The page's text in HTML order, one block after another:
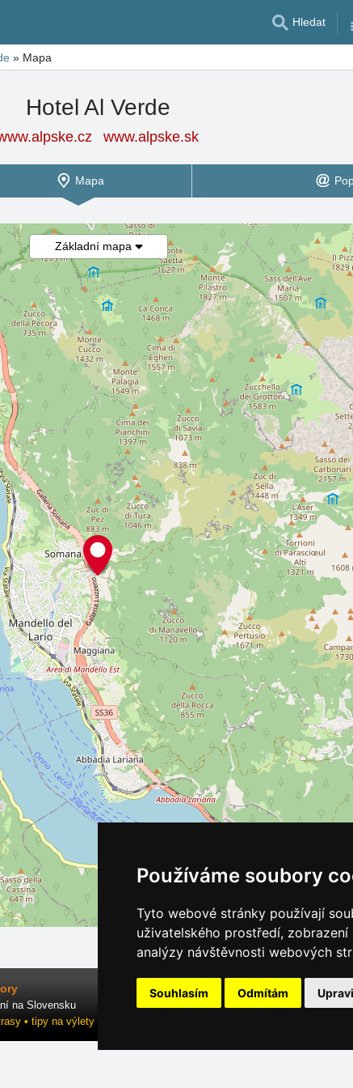
Používáme soubory
Tyto webové stránky používají
uživatelského prostředí,
analýzy návštěvnosti webových
Souhlasím Odmítám
Hledat
» Mapa
Hotel Al Verde
www.alpske.sk
Mapa
Základní mapa
na Slovensku
• tipy na výlety